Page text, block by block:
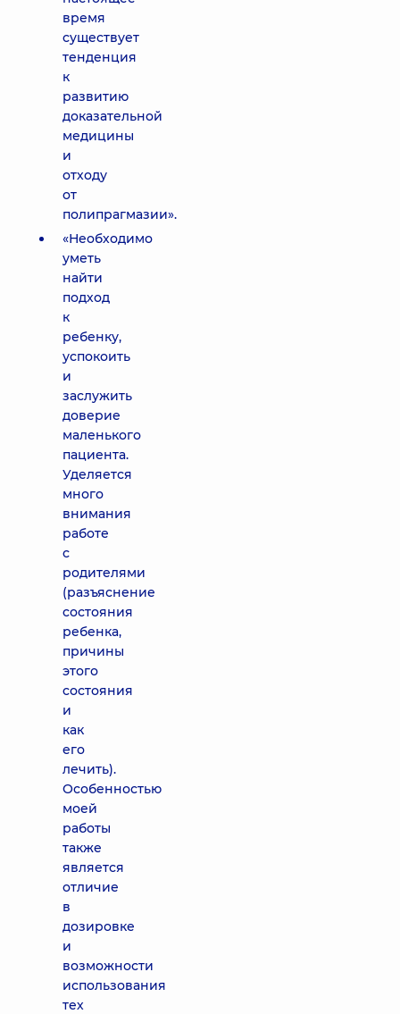
время
существует
тенденция
к
развитию
доказательной
медицины
и
отходу
от
полипрагмазии».
«Необходимо
уметь
найти
подход
к
ребенку,
успокоить
и
заслужить
доверие
маленького
пациента.
Уделяется
много
внимания
работе
с
родителями
(разъяснение
состояния
ребенка,
причины
этого
состояния
и
как
его
лечить).
Особенностью
моей
работы
также
является
отличие
в
дозировке
и
возможности
использования
тех